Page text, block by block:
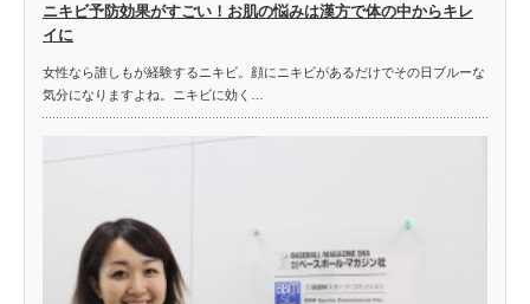
ニキビ予防効果がすごい！お肌の悩みは漢方で体の中からキレ
イに
女性なら誰しもが経験するニキビ。顔にニキビがあるだけでその日ブルーな
気分になりますよね。ニキビに効く…